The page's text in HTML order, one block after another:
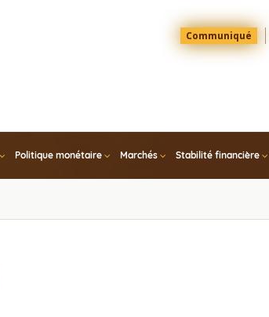
Menu
Top
Communiqué
Politique monétaire Marchés Stabilité financière